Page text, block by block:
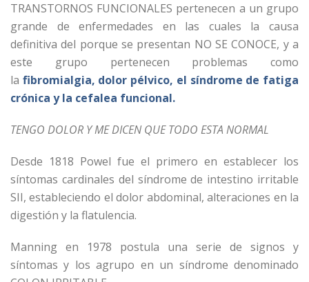
TRANSTORNOS FUNCIONALES pertenecen a un grupo
grande de enfermedades en las cuales la causa
definitiva del porque se presentan NO SE CONOCE, y a
este grupo pertenecen problemas como
la fibromialgia, dolor pélvico, el síndrome de fatiga
crónica y la cefalea funcional.
TENGO DOLOR Y ME DICEN QUE TODO ESTA NORMAL
Desde 1818 Powel fue el primero en establecer los
síntomas cardinales del síndrome de intestino irritable
SII, estableciendo el dolor abdominal, alteraciones en la
digestión y la flatulencia.
Manning en 1978 postula una serie de signos y
síntomas y los agrupo en un síndrome denominado